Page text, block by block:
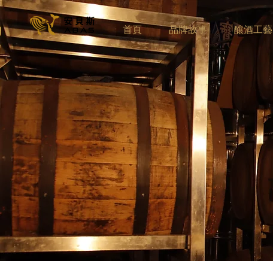
首頁 品牌故事 釀酒工藝